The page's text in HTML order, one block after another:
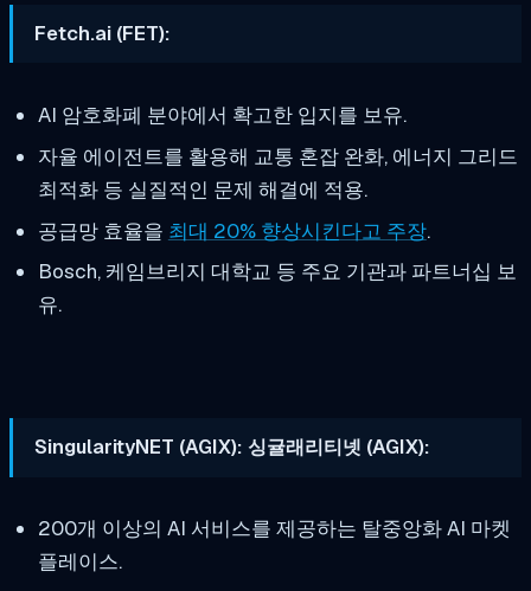
Fetch.ai (FET):
AI 암호화폐 분야에서 확고한 입지를 보유.
자율 에이전트를 활용해 교통 혼잡 완화, 에너지 그리드
최적화 등 실질적인 문제 해결에 적용.
공급망 효율을 최대 20% 향상시킨다고 주장.
Bosch, 케임브리지 대학교 등 주요 기관과 파트너십 보
유.
SingularityNET (AGIX): 싱귤래리티넷 (AGIX):
200개 이상의 AI 서비스를 제공하는 탈중앙화 AI 마켓
플레이스.